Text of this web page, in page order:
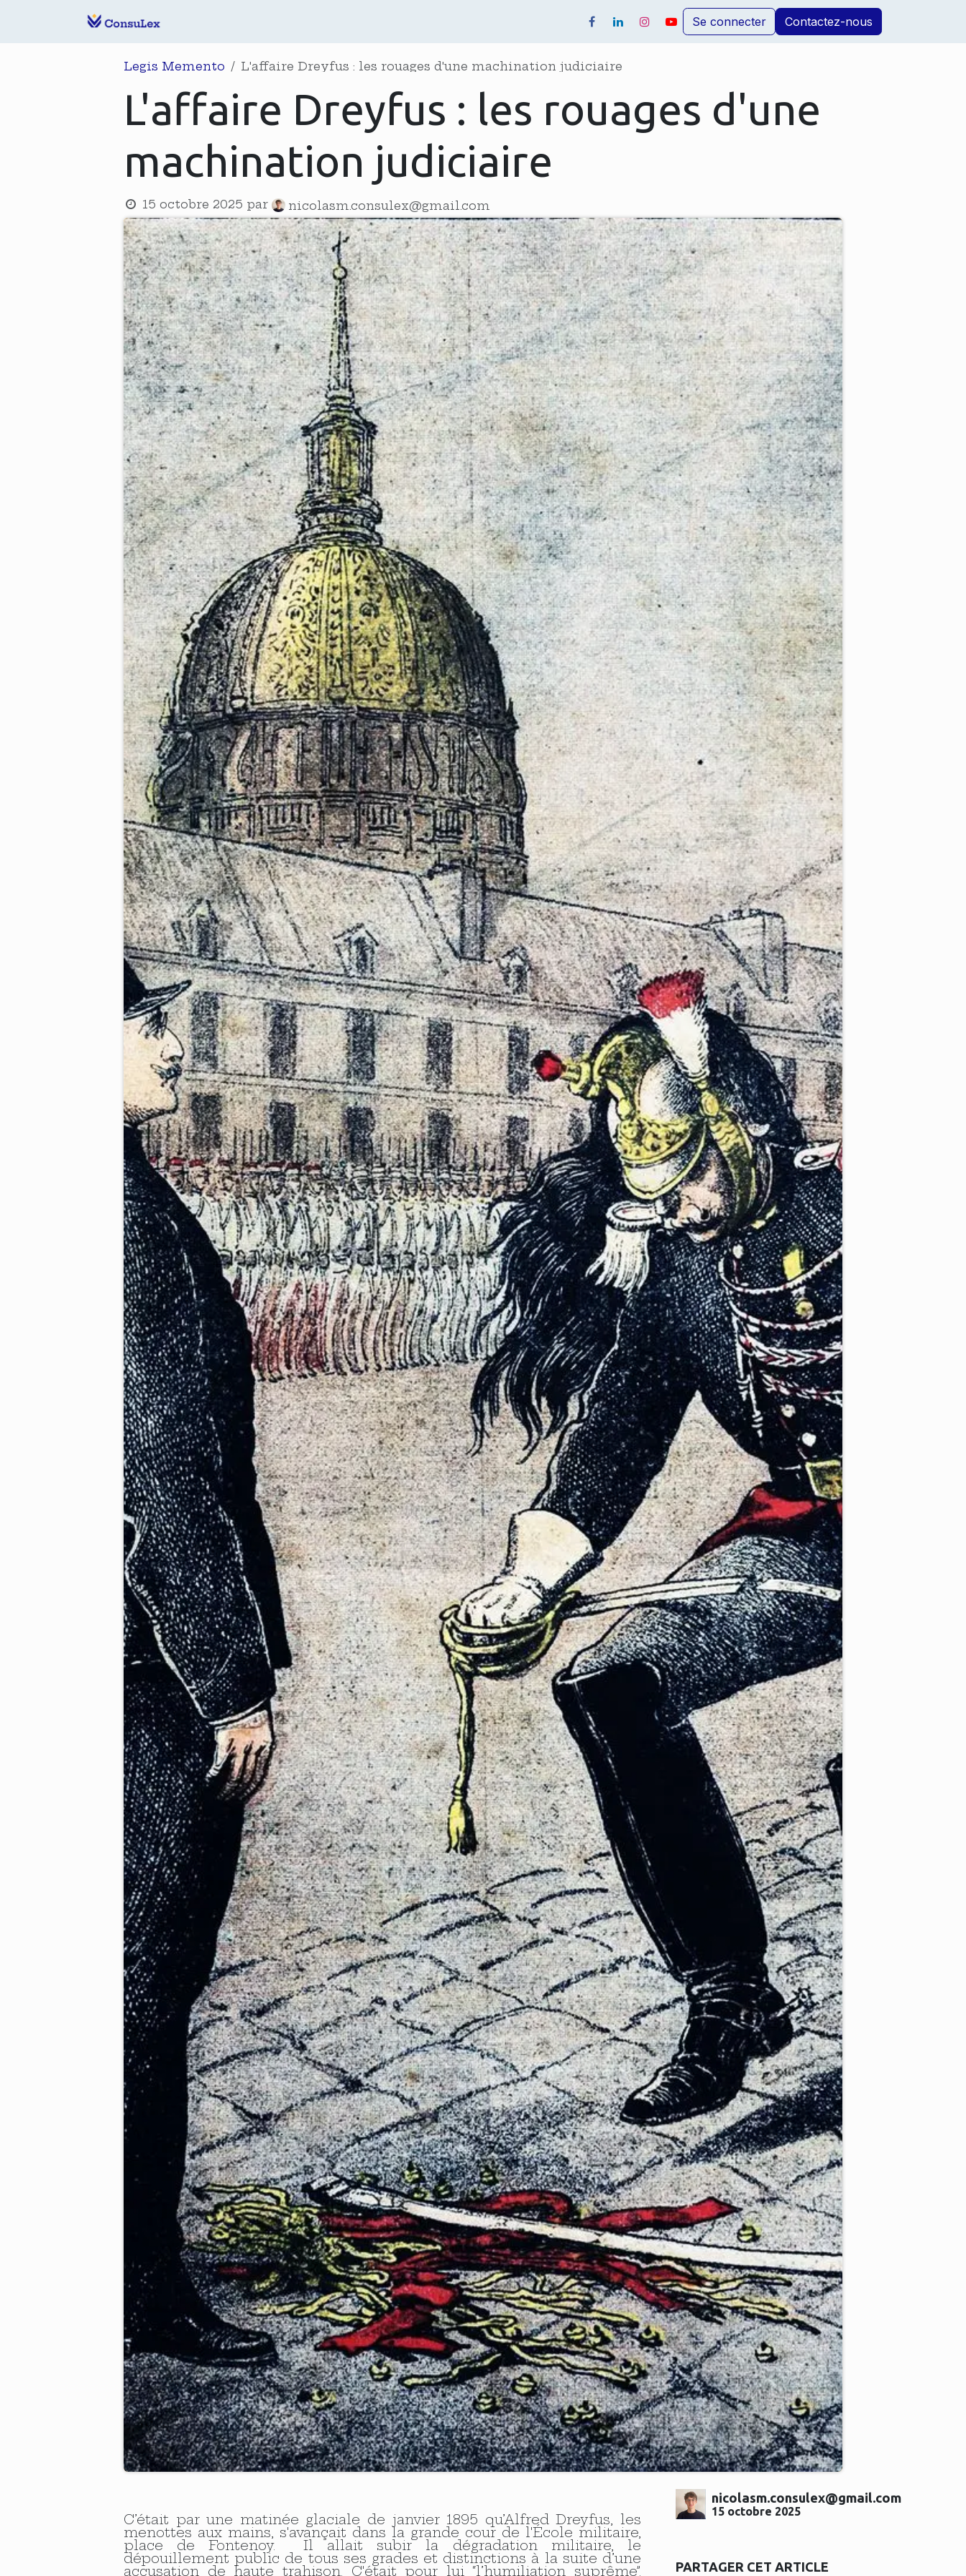
Se connecter Contactez-nous
Legis Memento L'affaire Dreyfus : les rouages d'une machination judiciaire
L'affaire Dreyfus : les rouages d'une
machination judiciaire
15 octobre 2025 par nicolasm.consulex@gmail.com
C’était par une matinée glaciale de janvier 1895 qu’Alfred Dreyfus, les
menottes aux mains, s'avançait dans la grande cour de l'École militaire,
place de Fontenoy. Il allait subir la dégradation militaire, le
dépouillement public de tous ses grades et distinctions à la suite d’une
accusation de haute trahison. C'était pour lui “l’humiliation suprême”.
nicolasm.consulex@gmail.com
15 octobre 2025
PARTAGER CET ARTICLE